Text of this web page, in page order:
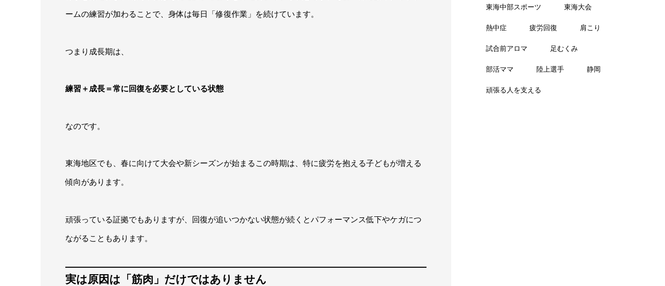
ームの練習が加わることで、身体は毎日「修復作業」を続けています。
つまり成長期は、
練習＋成長＝常に回復を必要としている状態
なのです。
東海地区でも、春に向けて大会や新シーズンが始まるこの時期は、特に疲労を抱える子どもが増える
傾向があります。
頑張っている証拠でもありますが、回復が追いつかない状態が続くとパフォーマンス低下やケガにつ
ながることもあります。
実は原因は「筋肉」だけではありません
東海中部スポーツ 東海大会
熱中症 疲労回復 肩こり
試合前アロマ 足むくみ
部活ママ 陸上選手 静岡
頑張る人を支える